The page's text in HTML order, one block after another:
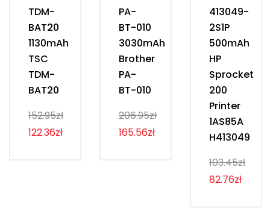
TDM-
BAT20
1130mAh
TSC
TDM-
BAT20
152.95zł
122.36zł
PA-
BT-010
3030mAh
Brother
PA-
BT-010
206.95zł
165.56zł
413049-
2S1P
500mAh
HP
Sprocket
200
Printer
1AS85A
H413049
103.45zł
82.76zł